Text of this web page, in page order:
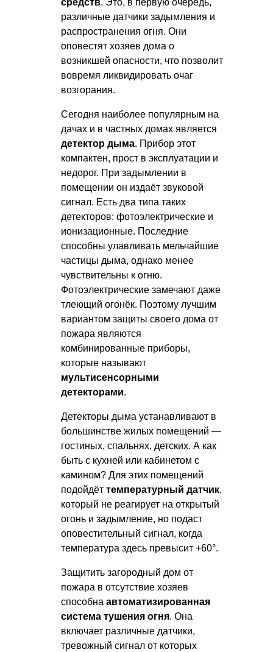
средств. Это, в первую очередь,
различные датчики задымления и
распространения огня. Они
оповестят хозяев дома о
возникшей опасности, что позволит
вовремя ликвидировать очаг
возгорания.
Сегодня наиболее популярным на
дачах и в частных домах является
детектор дыма. Прибор этот
компактен, прост в эксплуатации и
недорог. При задымлении в
помещении он издаёт звуковой
сигнал. Есть два типа таких
детекторов: фотоэлектрические и
ионизационные. Последние
способны улавливать мельчайшие
частицы дыма, однако менее
чувствительны к огню.
Фотоэлектрические замечают даже
тлеющий огонёк. Поэтому лучшим
вариантом защиты своего дома от
пожара являются
комбинированные приборы,
которые называют
мультисенсорными
детекторами.
Детекторы дыма устанавливают в
большинстве жилых помещений —
гостиных, спальнях, детских. А как
быть с кухней или кабинетом с
камином? Для этих помещений
подойдёт температурный датчик,
который не реагирует на открытый
огонь и задымление, но подаст
оповестительный сигнал, когда
температура здесь превысит +60°.
Защитить загородный дом от
пожара в отсутствие хозяев
способна автоматизированная
система тушения огня. Она
включает различные датчики,
тревожный сигнал от которых